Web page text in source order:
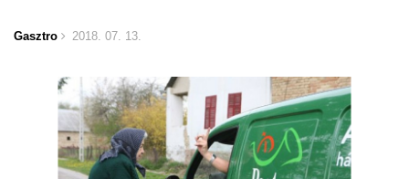
Gasztro 2018. 07. 13.